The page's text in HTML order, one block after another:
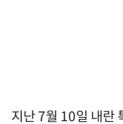
지난 7월 10일 내란